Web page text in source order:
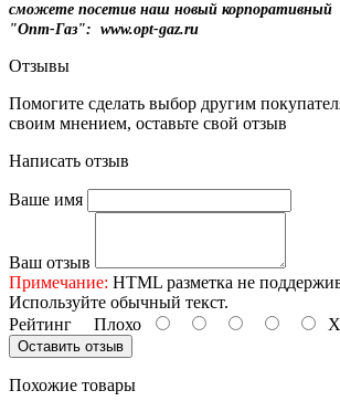
сможете посетив наш новый
"Опт-Газ": www.opt-gaz.ru
Отзывы
Помогите сделать выбор другим
своим мнением, оставьте свой отзыв
Написать отзыв
Ваше имя
Ваш отзыв
Примечание: HTML разметка не
Используйте обычный текст.
Рейтинг Плохо
Оставить отзыв
Похожие товары